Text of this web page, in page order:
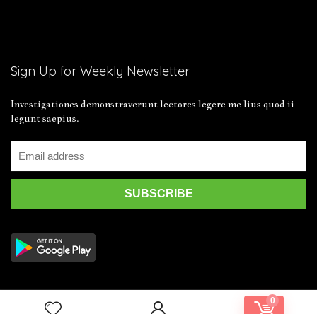
0
Sign Up for Weekly Newsletter
Investigationes demonstraverunt lectores legere me lius quod ii
legunt saepius.
2019 Wpsoul.com Design. All rights reserved.